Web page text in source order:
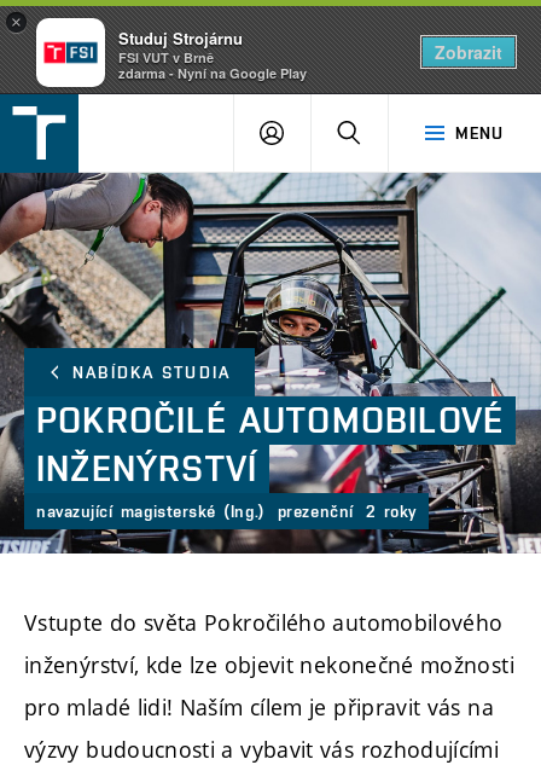
v
Brně
MENU
PŘIHLÁŠENÍ
NABÍDKA STUDIA
POKROČILÉ AUTOMOBILOVÉ
INŽENÝRSTVÍ
navazující magisterské (Ing.) prezenční 2 roky
Vstupte do světa Pokročilého automobilového
inženýrství, kde lze objevit nekonečné možnosti
pro mladé lidi! Naším cílem je připravit vás na
výzvy budoucnosti a vybavit vás rozhodujícími
×
Studuj Strojárnu
FSI VUT v Brně
zdarma - Nyní na Google Play
Zobrazit